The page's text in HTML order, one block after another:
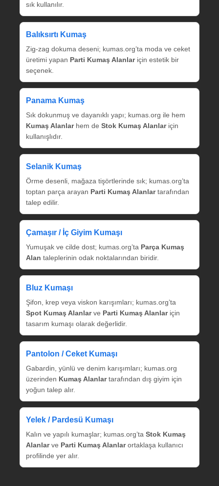
sık kullanılır.
Balıksırtı Kumaş
Zig‑zag dokuma deseni; kumas.org’ta moda ve ceket
üretimi yapan Parti Kumaş Alanlariçin estetik bir
seçenek.
Panama Kumaş
Sık dokunmuş ve dayanıklı yapı; kumas.org ile hem
Kumaş Alanlarhem de Stok Kumaş Alanlariçin
kullanışlıdır.
Selanik Kumaş
Örme desenli, mağaza tişörtlerinde sık; kumas.org’ta
toptan parça arayan Parti Kumaş Alanlartarafından
talep edilir.
Çamaşır / İç Giyim Kumaşı
Yumuşak ve cilde dost; kumas.org’ta Parça Kumaş
Alan taleplerinin odak noktalarından biridir.
Bluz Kumaşı
Şifon, krep veya viskon karışımları; kumas.org’ta
Spot Kumaş Alanlarve Parti Kumaş Alanlariçin
tasarım kumaşı olarak değerlidir.
Pantolon / Ceket Kumaşı
Gabardin, yünlü ve denim karışımları; kumas.org
üzerinden Kumaş Alanlartarafından dış giyim için
yoğun talep alır.
Yelek / Pardesü Kumaşı
Kalın ve yapılı kumaşlar; kumas.org’ta Stok Kumaş
Alanlarve Parti Kumaş Alanlarortaklaşa kullanıcı
profilinde yer alır.